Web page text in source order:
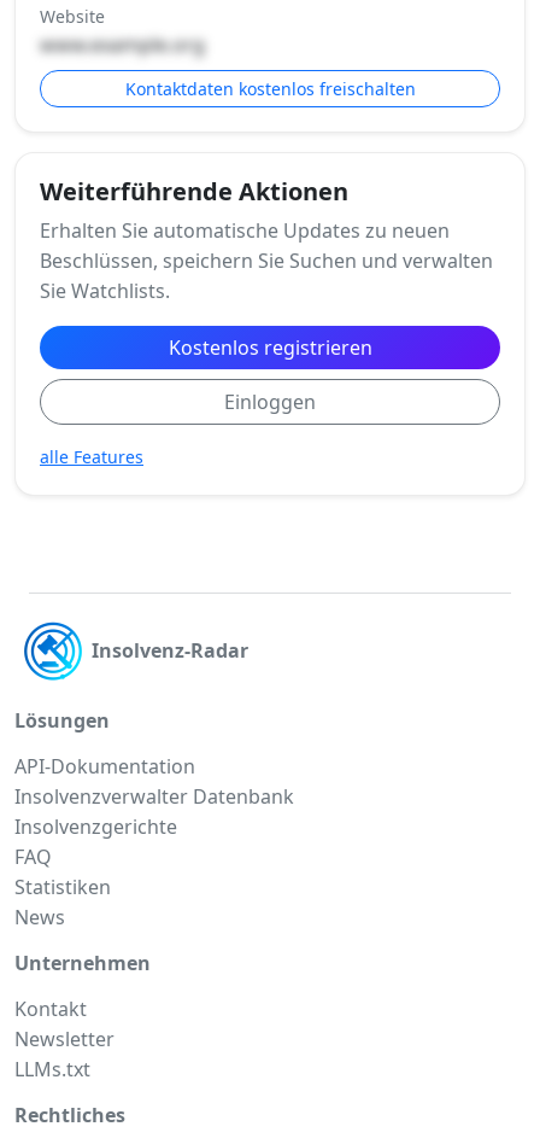
Website
www.example.org
Kontaktdaten kostenlos freischalten
Weiterführende Aktionen
Erhalten Sie automatische Updates zu neuen
Beschlüssen, speichern Sie Suchen und verwalten
Sie Watchlists.
Kostenlos registrieren
Einloggen
alle Features
Insolvenz-Radar
Lösungen
API-Dokumentation
Insolvenzverwalter Datenbank
Insolvenzgerichte
FAQ
Statistiken
News
Unternehmen
Kontakt
Newsletter
LLMs.txt
Rechtliches